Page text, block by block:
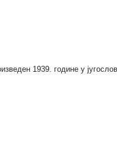
1939. године у